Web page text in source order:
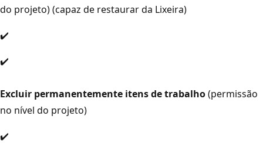
do projeto) (capaz de restaurar da Lixeira)
✔️
✔️
Excluir permanentemente itens de trabalho(permissão
no nível do projeto)
✔️